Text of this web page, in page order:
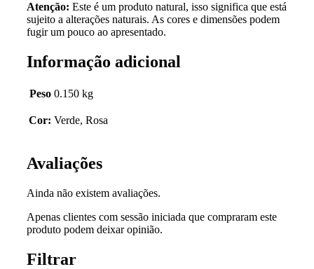
Atenção: Este é um produto natural, isso significa que está
sujeito a alterações naturais. As cores e dimensões podem
fugir um pouco ao apresentado.
Informação adicional
Peso 0.150 kg
Cor: Verde, Rosa
Avaliações
Ainda não existem avaliações.
Apenas clientes com sessão iniciada que compraram este
produto podem deixar opinião.
Filtrar